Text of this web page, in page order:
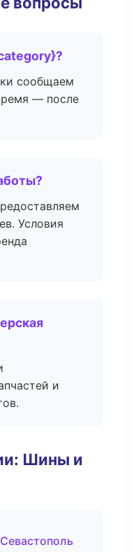
сообщаем
— после
Условия
и
Шины и